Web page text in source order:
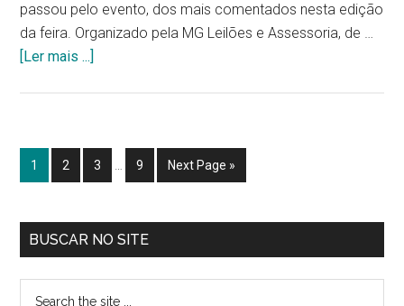
passou pelo evento, dos mais comentados nesta edição
da feira. Organizado pela MG Leilões e Assessoria, de …
[Ler mais ...]
1 2 3 9 Next Page »
BUSCAR NO SITE